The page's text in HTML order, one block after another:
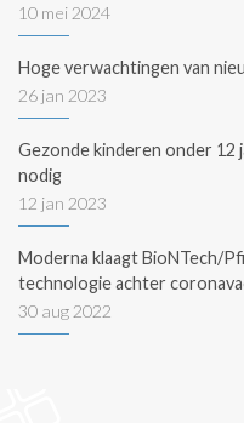
10 mei 2024
Hoge verwachtingen van
26 jan 2023
Gezonde kinderen onder 12
nodig
12 jan 2023
Moderna klaagt BioNTech/
technologie achter
30 aug 2022